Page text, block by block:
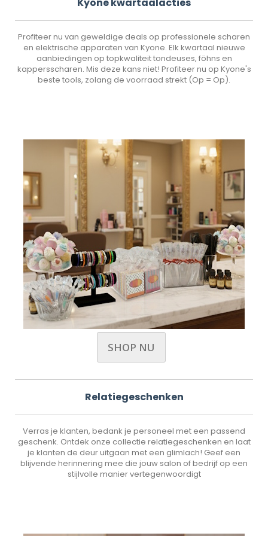
Profiteer nu van geweldige deals op professionele scharen
en elektrische apparaten van Kyone. Elk kwartaal nieuwe
aanbiedingen op topkwaliteit tondeuses, föhns en
kappersscharen. Mis deze kans niet! Profiteer nu op Kyone's
beste tools, zolang de voorraad strekt (Op = Op).
SHOP NU
Relatiegeschenken
Verras je klanten, bedank je personeel met een passend
geschenk. Ontdek onze collectie relatiegeschenken en laat
je klanten de deur uitgaan met een glimlach! Geef een
blijvende herinnering mee die jouw salon of bedrijf op een
stijlvolle manier vertegenwoordigt